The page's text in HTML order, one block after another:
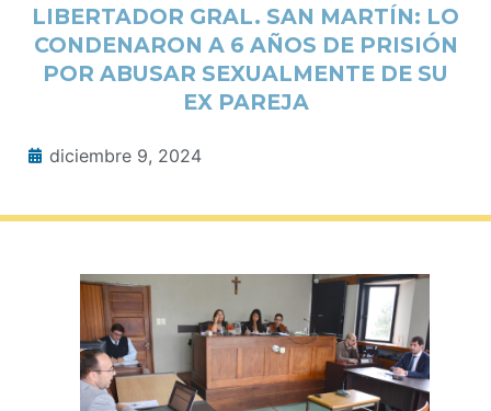
LIBERTADOR GRAL. SAN MARTÍN: LO
CONDENARON A 6 AÑOS DE PRISIÓN
POR ABUSAR SEXUALMENTE DE SU
EX PAREJA
diciembre 9, 2024